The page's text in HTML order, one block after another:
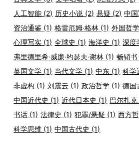
人工智能 (2) 历史小说 (2) 悬疑 (2) 中
资治通鉴 (1) 格雷厄姆·格林 (1) 外国哲学
心理写实 (1) 全球史 (1) 海洋史 (1) 深度
弗里德里希·威廉·约瑟夫·谢林 (1) 畅销书
英国文学 (1) 当代文学 (1) 中东 (1) 科学
非虚构 (1) 刘震云 (1) 政治哲学 (1) 德国
中国近代史 (1) 近代日本史 (1) 巴尔扎克
书话 (1) 法律史 (1) 犯罪/悬疑 (1) 西方
科学思维 (1) 中国古代史 (1)